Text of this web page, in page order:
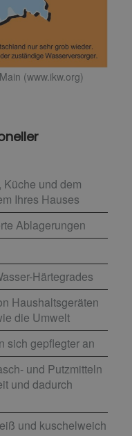
(www.ikw.org)
und dem
Ihres Hauses
Ablagerungen
Härtegrades
Haushaltsgeräten
die Umwelt
sich gepflegter an
und Putzmitteln
und dadurch
und kuschelweich